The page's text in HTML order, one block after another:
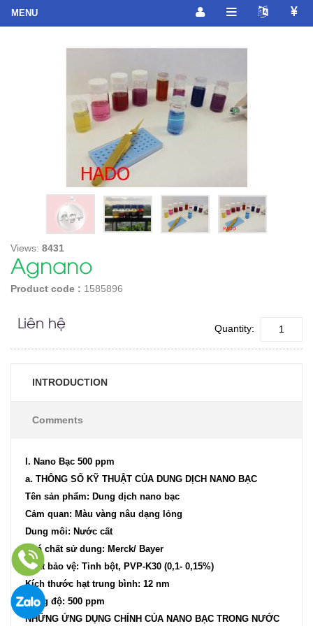
Views: 8431
Agnano
Product code : 1585896
Liên hệ Quantity:
INTRODUCTION
Comments
I. Nano Bạc 500 ppm
a. THÔNG SỐ KỸ THUẬT CỦA DUNG DỊCH NANO BẠC
Tên sản phẩm: Dung dịch nano bạc
Cảm quan: Màu vàng nâu dạng lỏng
Dung môi: Nước cất
Hoá chất sử dung: Merck/ Bayer
Chất bảo vệ: Tinh bột, PVP-K30 (0,1- 0,15%)
Kích thước hạt trung bình: 12 nm
Nồng độ: 500 ppm
NHỮNG ỨNG DỤNG CHÍNH CỦA NANO BẠC TRONG NƯỚC